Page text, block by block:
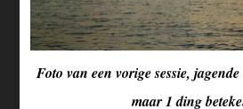
Foto van een vorige sessie,
maar 1 ding